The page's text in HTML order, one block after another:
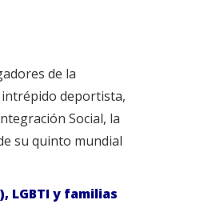
de la
intrépido deportista,
Social, la
su quinto mundial
LGBTI y familias